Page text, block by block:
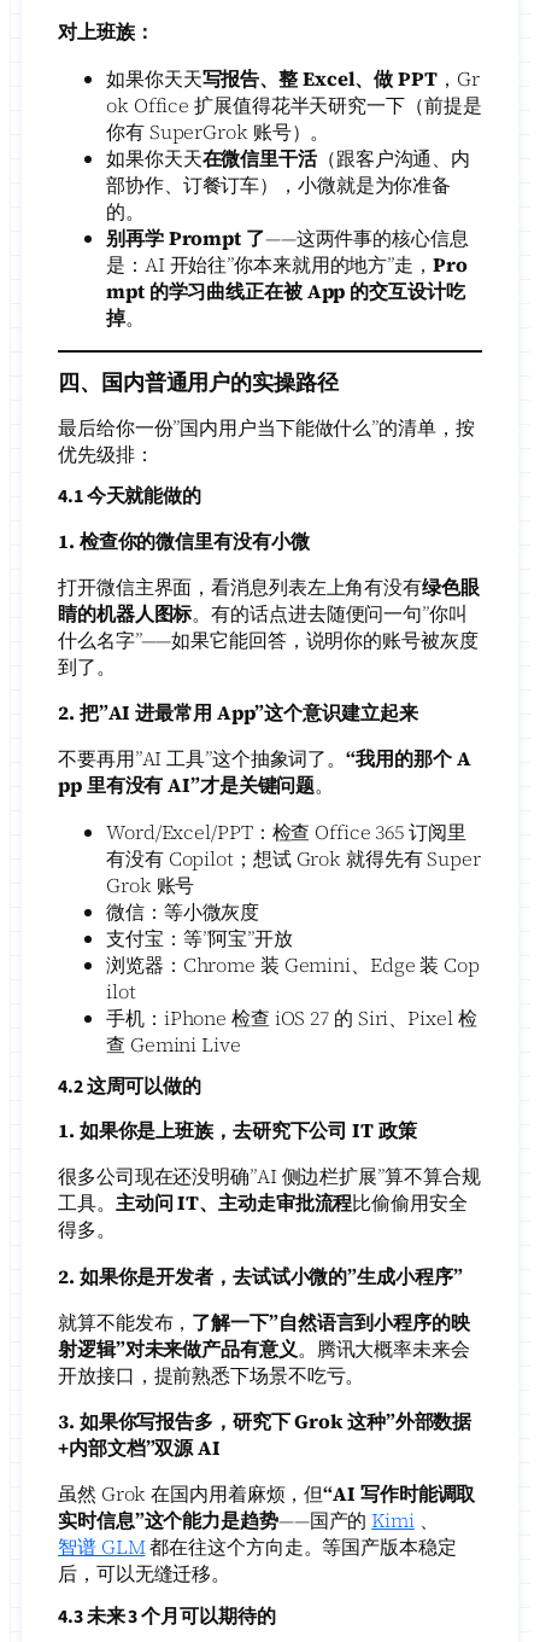
对上班族：
如果你天天写报告、整 Excel、做 PPT，Gr
ok Office 扩展值得花半天研究一下（前提是
你有 SuperGrok 账号）。
如果你天天在微信里干活（跟客户沟通、内
部协作、订餐订车），小微就是为你准备
的。
别再学 Prompt 了——这两件事的核心信息
是：AI 开始往”你本来就用的地方”走， Pro
mpt 的学习曲线正在被 App 的交互设计吃
掉。
四、国内普通用户的实操路径
最后给你一份”国内用户当下能做什么”的清单，按
优先级排：
4.1 今天就能做的
1. 检查你的微信里有没有小微
打开微信主界面，看消息列表左上角有没有绿色眼
睛的机器人图标。有的话点进去随便问一句”你叫
什么名字”——如果它能回答，说明你的账号被灰度
到了。
2. 把”AI 进最常用 App”这个意识建立起来
不要再用”AI 工具”这个抽象词了。“我用的那个 A
pp 里有没有 AI”才是关键问题。
Word/Excel/PPT：检查 Office 365 订阅里
有没有 Copilot；想试 Grok 就得先有 Super
Grok 账号
微信：等小微灰度
支付宝：等”阿宝”开放
浏览器：Chrome 装 Gemini、Edge 装 Cop
ilot
手机：iPhone 检查 iOS 27 的 Siri、Pixel 检
查 Gemini Live
4.2 这周可以做的
1. 如果你是上班族，去研究下公司 IT 政策
很多公司现在还没明确”AI 侧边栏扩展”算不算合规
工具。 主动问 IT、主动走审批流程比偷偷用安全
得多。
2. 如果你是开发者，去试试小微的”生成小程序”
就算不能发布， 了解一下”自然语言到小程序的映
射逻辑”对未来做产品有意义。腾讯大概率未来会
开放接口，提前熟悉下场景不吃亏。
3. 如果你写报告多，研究下 Grok 这种”外部数据
+内部文档”双源 AI
虽然 Grok 在国内用着麻烦，但“AI 写作时能调取
实时信息”这个能力是趋势——国产的Kimi、
智谱 GLM都在往这个方向走。等国产版本稳定
后，可以无缝迁移。
4.3 未来 3 个月可以期待的